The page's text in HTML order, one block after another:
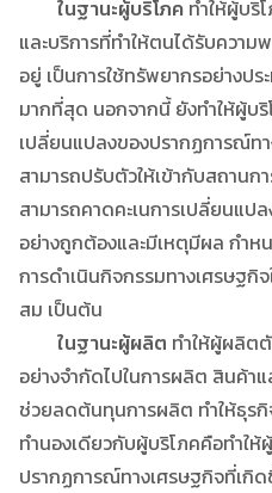
ในฐานะผู้บริโภค ทำให้ผู้บริ
และบริการที่ทำให้ตนได้รับความ
อยู่ เป็นการใช้ทรัพยากรอย่างป
มากที่สุด นอกจากนี้ ยังทำให้ผู้บริ
เปลี่ยนแปลงของปรากฏการณ์ท
สามารถปรับตัวให้เข้ากับสถาน
สามารถคาดคะเนการเปลี่ยนแป
อย่างถูกต้องและมีเหตุมีผล กำห
การดำเนินกิจกรรมทางเศรษฐกิ
สม เป็นต้น
ในฐานะผู้ผลิต ทำให้ผู้ผลิต
อย่างจำกัดไปในการผลิต สินค้า
ช่วยลดต้นทุนการผลิต ทำให้ธุรกิ
ทำนองเดียวกับผู้บริโภคคือทำให้
ปรากฏการณ์ทางเศรษฐกิจที่เกิด